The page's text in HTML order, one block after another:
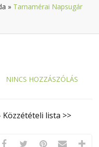
» Tarnamérai Napsugár
NINCS HOZZÁSZÓLÁS
lista >>